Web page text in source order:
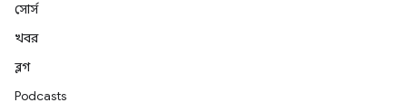
সোর্স
খবর
ব্লগ
Podcasts